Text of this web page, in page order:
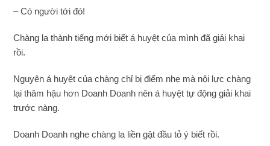
– Có người tới đó!
Chàng la thành tiếng mới biết á huyệt của mình đã giải khai
rồi.
Nguyên á huyệt của chàng chỉ bị điểm nhẹ mà nội lực chàng
lại thâm hậu hơn Doanh Doanh nên á huyệt tự động giải khai
trước nàng.
Doanh Doanh nghe chàng la liền gật đầu tỏ ý biết rồi.